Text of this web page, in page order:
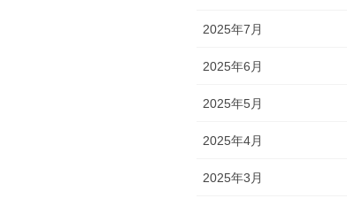
2025年7月
2025年6月
2025年5月
2025年4月
2025年3月